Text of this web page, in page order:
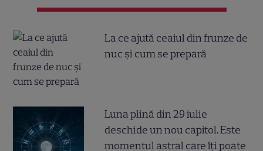
La ce ajută ceaiul din frunze de
nuc și cum se prepară
Luna plină din 29 iulie
deschide un nou capitol. Este
momentul astral care îți poate